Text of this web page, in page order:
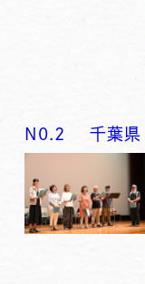
N0. 2 千葉県